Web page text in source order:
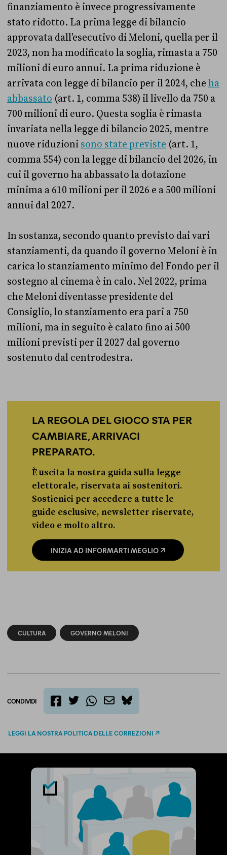
finanziamento è invece progressivamente
stato ridotto. La prima legge di bilancio
approvata dall’esecutivo di Meloni, quella per il
2023, non ha modificato la soglia, rimasta a 750
milioni di euro annui. La prima riduzione è
arrivata con legge di bilancio per il 2024, che ha
abbassato (art. 1, comma 538) il livello da 750 a
700 milioni di euro. Questa soglia è rimasta
invariata nella legge di bilancio 2025, mentre
nuove riduzioni sono state previste (art. 1,
comma 554) con la legge di bilancio del 2026, in
cui il governo ha abbassato la dotazione
minima a 610 milioni per il 2026 e a 500 milioni
annui dal 2027.
In sostanza, secondo quanto previsto dai vari
stanziamenti, da quando il governo Meloni è in
carica lo stanziamento minimo del Fondo per il
sostegno al cinema è in calo. Nel 2022, prima
che Meloni diventasse presidente del
Consiglio, lo stanziamento era pari a 750
milioni, ma in seguito è calato fino ai 500
milioni previsti per il 2027 dal governo
sostenuto dal centrodestra.
LA REGOLA DEL GIOCO STA PER
CAMBIARE, ARRIVACI
PREPARATO.
È uscita la nostra guida sulla legge
elettorale, riservata ai sostenitori.
Sostienici per accedere a tutte le
guide esclusive, newsletter riservate,
video e molto altro.
INIZIA AD INFORMARTI MEGLIO
CULTURA GOVERNO MELONI
CONDIVIDI
bluesky
LEGGI LA NOSTRA POLITICA DELLE CORREZIONI